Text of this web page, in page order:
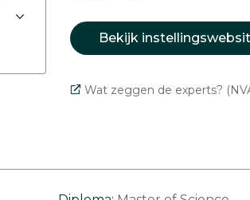
Bekijk
Wat zeggen de experts?